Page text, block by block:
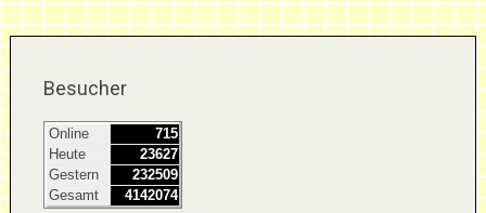
Besucher
Online
715
Heute
23627
Gestern
232509
Gesamt
4142074